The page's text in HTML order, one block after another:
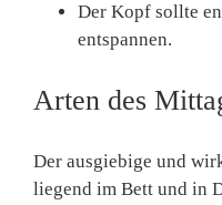
Der Kopf sollte
entspannen.
Arten des
Der ausgiebige und
liegend im Bett und in